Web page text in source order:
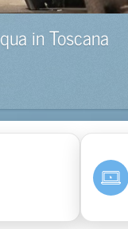
in Toscana